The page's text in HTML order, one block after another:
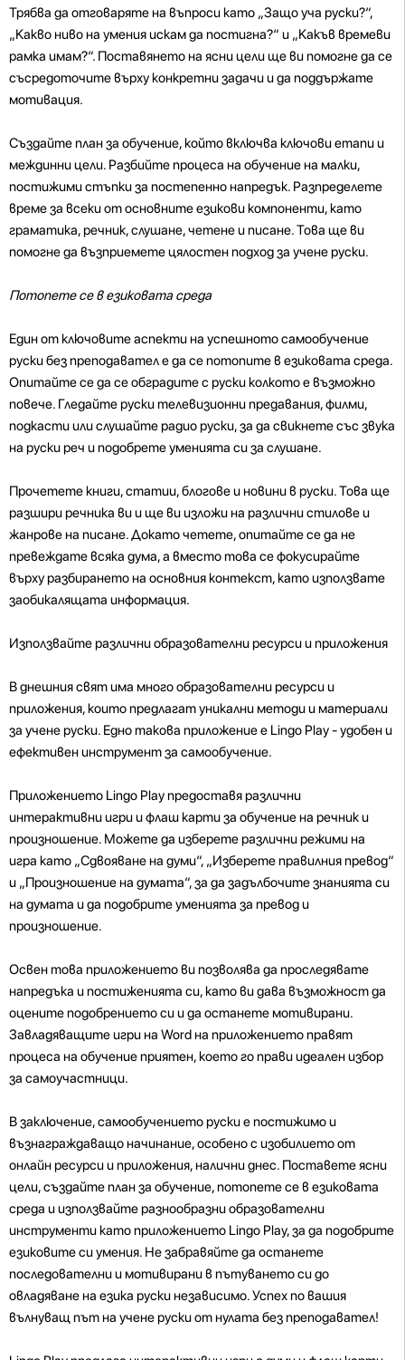
Трябва да отговаряте на въпроси като „Защо уча руски?“,
„Какво ниво на умения искам да постигна?“ и „Какъв времеви
рамка имам?“. Поставянето на ясни цели ще ви помогне да се
съсредоточите върху конкретни задачи и да поддържате
мотивация.
Създайте план за обучение, който включва ключови етапи и
междинни цели. Разбийте процеса на обучение на малки,
постижими стъпки за постепенно напредък. Разпределете
време за всеки от основните езикови компоненти, като
граматика, речник, слушане, четене и писане. Това ще ви
помогне да възприемете цялостен подход за учене руски.
Потопете се в езиковата среда
Един от ключовите аспекти на успешното самообучение
руски без преподавател е да се потопите в езиковата среда.
Опитайте се да се обградите с руски колкото е възможно
повече. Гледайте руски телевизионни предавания, филми,
подкасти или слушайте радио руски, за да свикнете със звука
на руски реч и подобрете уменията си за слушане.
Прочетете книги, статии, блогове и новини в руски. Това ще
разшири речника ви и ще ви изложи на различни стилове и
жанрове на писане. Докато четете, опитайте се да не
превеждате всяка дума, а вместо това се фокусирайте
върху разбирането на основния контекст, като използвате
заобикалящата информация.
Използвайте различни образователни ресурси и приложения
В днешния свят има много образователни ресурси и
приложения, които предлагат уникални методи и материали
за учене руски. Едно такова приложение е Lingo Play - удобен и
ефективен инструмент за самообучение.
Приложението Lingo Play предоставя различни
интерактивни игри и флаш карти за обучение на речник и
произношение. Можете да изберете различни режими на
игра като „Сдвояване на думи“, „Изберете правилния превод“
и „Произношение на думата“, за да задълбочите знанията си
на думата и да подобрите уменията за превод и
произношение.
Освен това приложението ви позволява да проследявате
напредъка и постиженията си, като ви дава възможност да
оцените подобрението си и да останете мотивирани.
Завладяващите игри на Word на приложението правят
процеса на обучение приятен, което го прави идеален избор
за самоучастници.
В заключение, самообучението руски е постижимо и
възнаграждаващо начинание, особено с изобилието от
онлайн ресурси и приложения, налични днес. Поставете ясни
цели, създайте план за обучение, потопете се в езиковата
среда и използвайте разнообразни образователни
инструменти като приложението Lingo Play, за да подобрите
езиковите си умения. Не забравяйте да останете
последователни и мотивирани в пътуването си до
овладяване на езика руски независимо. Успех по вашия
вълнуващ път на учене руски от нулата без преподавател!